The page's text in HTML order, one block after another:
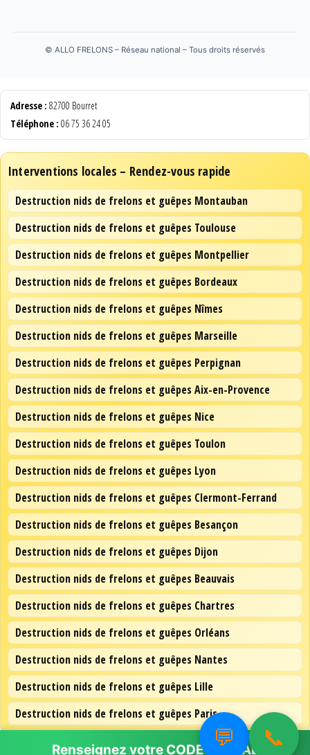
© ALLO FRELONS – Réseau national – Tous droits réservés
Adresse : 82700 Bourret
Téléphone : 06 75 36 24 05
Interventions locales – Rendez-vous rapide
Destruction nids de frelons et guêpes Montauban
Destruction nids de frelons et guêpes Toulouse
Destruction nids de frelons et guêpes Montpellier
Destruction nids de frelons et guêpes Bordeaux
Destruction nids de frelons et guêpes Nîmes
Destruction nids de frelons et guêpes Marseille
Destruction nids de frelons et guêpes Perpignan
Destruction nids de frelons et guêpes Aix-en-Provence
Destruction nids de frelons et guêpes Nice
Destruction nids de frelons et guêpes Toulon
Destruction nids de frelons et guêpes Lyon
Destruction nids de frelons et guêpes Clermont-Ferrand
Destruction nids de frelons et guêpes Besançon
Destruction nids de frelons et guêpes Dijon
Destruction nids de frelons et guêpes Beauvais
Destruction nids de frelons et guêpes Chartres
Destruction nids de frelons et guêpes Orléans
Destruction nids de frelons et guêpes Nantes
Destruction nids de frelons et guêpes Lille
Destruction nids de frelons et guêpes Paris
💬 📞
Renseignez votre CODE POSTAL